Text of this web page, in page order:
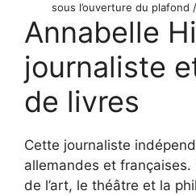
sous l’ouverture du
Annabelle
journaliste
de livres
Cette journaliste
allemandes et françaises.
de l’art, le théâtre et la